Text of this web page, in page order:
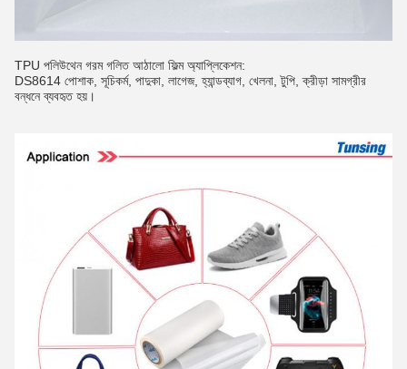
TPU পলিউথেন গরম গলিত আঠালো ফিল্ম অ্যাপ্লিকেশন:
DS8614 পোশাক, সূচিকর্ম, পাদুকা, লাগেজ, হ্যান্ডব্যাগ, খেলনা, টুপি, ক্রীড়া সামগ্রীর
বন্ধনে ব্যবহৃত হয়।